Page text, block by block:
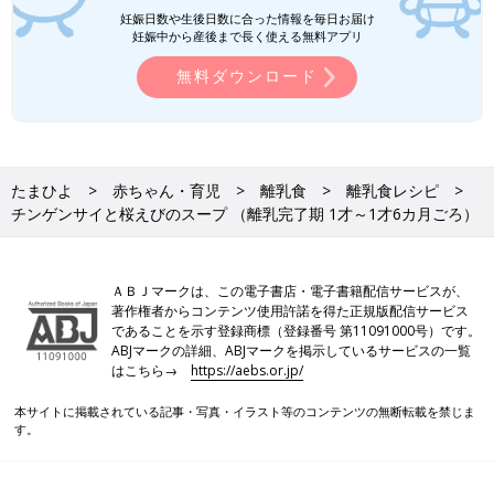
●食材は皮をむく、へた・すじを取り除く、種やわた・芯・骨を
取り除くなどの下ごしらえが済んだものを使用しています。
●1回の食事で食べさせる初めての食材は1種類とし、食物アレル
ギーに注意をして少量ずつ与えるのが基本です。食べ慣れた食材
離乳食の「時期・食材別大きさの目安」はこち
ら！
材・レシピも動画で分かる きほんの離乳食
前の話
白菜スープ （離乳完
ごろ）
一覧
次の話
了期 1才～1才6カ月ご
妊娠日数や生後日数に合った情報を毎日お届け
妊娠中から産後まで長く使える無料アプリ
無料ダウンロード
たまひよ 赤ちゃん・育児 離乳食
離乳食レシピ
チンゲンサイと桜えびのスープ （離乳完了期 1才～1才6カ月ごろ）
ＡＢＪマークは、この電子書店・電子書籍配信サービスが、
著作権者からコンテンツ使用許諾を得た正規版配信サービス
であることを示す登録商標（登録番号 第11091000号）です。
ABJマークの詳細、ABJマークを掲示しているサービスの一覧
はこちら→https://aebs.or.jp/
本サイトに掲載されている記事・写真・イラスト等のコンテンツの無断転載を禁じま
す。